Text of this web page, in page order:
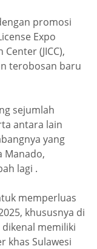
promosi
Expo
(JICC),
terobosan baru
sejumlah
antara lain
yang
Manado,
lagi .
memperluas
khususnya di
memiliki
khas Sulawesi